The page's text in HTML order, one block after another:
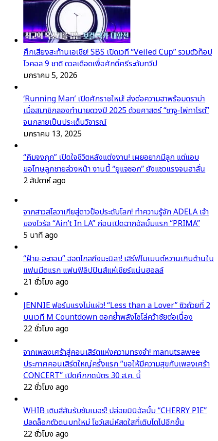
ศึกเสียงสะท้านเอเชีย! SBS เปิดเวที “Veiled Cup” รวมตัวท็อป
โวคอล 9 ชาติ ดวลเดือดเพื่อศักดิ์ศรีระดับทวีป
มกราคม 5, 2026
‘Running Man’ เปิดศักราชใหม่! ส่งต่อความฮาพร้อมดราม่า
เมื่อสมาชิกลองทำนายดวงปี 2025 ด้วยศาสตร์ “ซาจู-ไพ่ทาโรต์”
จนกลายเป็นประเด็นวิจารณ์
มกราคม 13, 2025
“คิมจงกุก” เปิดใจชีวิตหลังแต่งงาน! เผยอยากมีลูก แต่แอบ
ขอโทษลูกชายล่วงหน้า งานนี้ “ยูแจซอก” ยังแซวแรงจนฮาลั่น
2 สัปดาห์ ago
จากสาวสโลวาเกียสู่ดาวป๊อประดับโลก! ทำความรู้จัก ADELA เจ้า
ของไวรัล “Ain’t In LA” ก่อนเปิดฉากอัลบั้มแรก “PRIMA”
5 นาที ago
“ฝ้าย-อะตอม” ฮอตไกลถึงมะนิลา! เสิร์ฟโมเมนต์หวานเกินต้านใน
แฟนมีตแรก แฟนฟิลิปปินส์แห่เชียร์แน่นฮอลล์
21 ชั่วโมง ago
JENNIE ฟอร์มแรงไม่แผ่ว! “Less than a Lover” ซิวถ้วยที่ 2
บนเวที M Countdown ตอกย้ำพลังโซโล่คว้าชัยต่อเนื่อง
22 ชั่วโมง ago
จากเพลงเศร้าสู่คอนเสิร์ตแห่งความทรงจำ! manutsawee
ประกาศคอนเสิร์ตใหญ่ครั้งแรก “ขอให้มีความสุขกับเพลงเศร้า
CONCERT” เปิดศึกกดบัตร 30 ส.ค. นี้
22 ชั่วโมง ago
WHIB เติมสีสันรับซัมเมอร์! ปล่อยมินิอัลบั้ม “CHERRY PIE”
ปลดล็อกตัวตนบทใหม่ โชว์เสน่ห์สดใสที่เติบโตไปอีกขั้น
22 ชั่วโมง ago